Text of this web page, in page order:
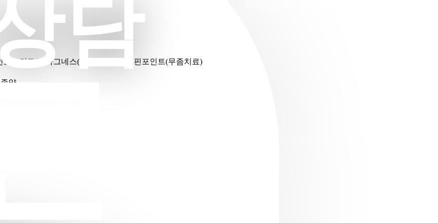
모드리프팅 아그네스(여드름,한관종)
핀포인트(무좀치료)
양
담